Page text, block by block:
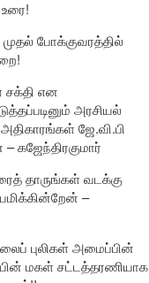
போக்குவரத்தில்
சக்தி என
அரசியல்
ஜே.வி.பி
கஜேந்திரகுமார்
தாருங்கள் வடக்கு
–
புலிகள் அமைப்பின்
மகள் சட்டத்தரணியாக